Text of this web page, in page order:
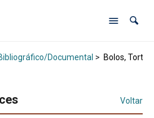
Documental > Bolos, Tortas
Voltar